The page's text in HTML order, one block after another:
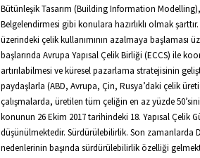
Bütünleşik Tasarım (Building Information
Belgelendirmesi gibi konulara hazırlıklı olmak
üzerindeki çelik kullanımının azalmaya başlaması
başlarında Avrupa Yapısal Çelik Birliği (ECCS) ile
artırılabilmesi ve küresel pazarlama stratejisinin
paydaşlarla (ABD, Avrupa, Çin, Rusya’daki çelik
çalışmalarda, üretilen tüm çeliğin en az yüzde
konunun 26 Ekim 2017 tarihindeki 18. Yapısal Çelik
düşünülmektedir. Sürdürülebilirlik. Son zamanlarda
nedenlerinin başında sürdürülebilirlik özelliği